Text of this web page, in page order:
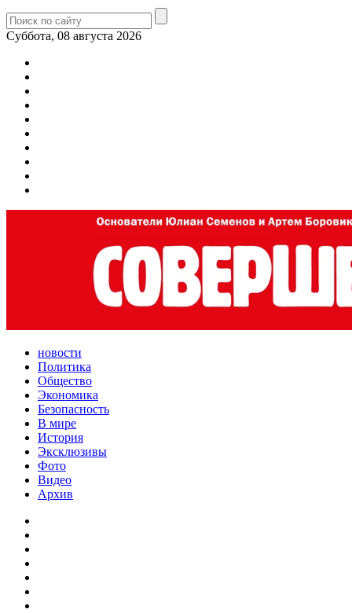
Суббота, 08 августа 2026
новости
Политика
Общество
Экономика
Безопасность
В мире
История
Эксклюзивы
Фото
Видео
Архив